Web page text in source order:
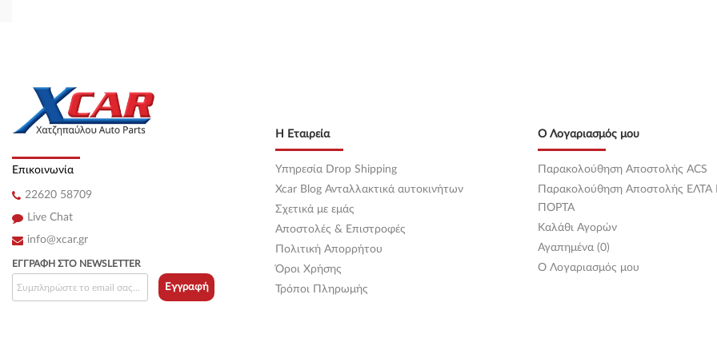
Επικοινωνία
22620 58709
Live Chat
info@xcar.gr
Η Εταιρεία
Υπηρεσία Drop Shipping
Xcar Blog Ανταλλακτικά αυτοκινήτων
Σχετικά με εμάς
Αποστολές & Επιστροφές
Πολιτική Απορρήτου
Όροι Χρήσης
Τρόποι Πληρωμής
Ο Λογαριασμός μου
Παρακολούθηση Αποστολής ACS
Παρακολούθηση Αποστολής
ΠΟΡΤΑ
Καλάθι Αγορών
Αγαπημένα (0)
O Λογαριασμός μου
ΕΓΓΡΑΦΉ ΣΤΟ NEWSLETTER
Εγγραφή